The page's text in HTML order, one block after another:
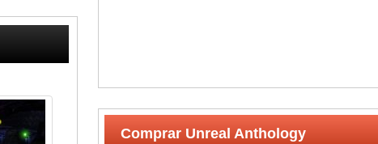
Comprar Unreal Anthology